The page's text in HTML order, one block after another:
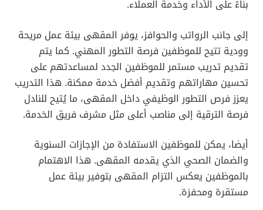
بناءً على الأداء وخدمة العملاء.
إلى جانب الرواتب والحوافز، يوفر المقهى بيئة عمل مريحة
وودية تتيح للموظفين فرصة التطور المهني. كما يتم
تقديم تدريب مستمر للموظفين الجدد لمساعدتهم على
تحسين مهاراتهم وتقديم أفضل خدمة ممكنة. هذا التدريب
يعزز فرص التطور الوظيفي داخل المقهى، ما يُتيح للنادل
فرصة الترقية إلى مناصب أعلى مثل مشرف فريق الخدمة.
أيضا، يمكن للموظفين الاستفادة من الإجازات السنوية
والضمان الصحي الذي يقدمه المقهى. هذا الاهتمام
بالموظفين يعكس التزام المقهى بتوفير بيئة عمل
مستقرة ومحفزة.